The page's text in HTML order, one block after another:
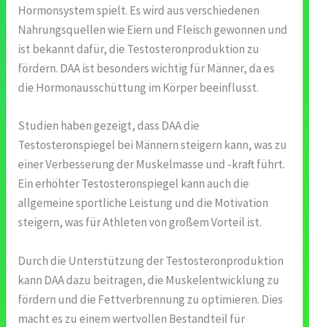
Hormonsystem spielt. Es wird aus verschiedenen
Nahrungsquellen wie Eiern und Fleisch gewonnen und
ist bekannt dafür, die Testosteronproduktion zu
fördern. DAA ist besonders wichtig für Männer, da es
die Hormonausschüttung im Körper beeinflusst.
Studien haben gezeigt, dass DAA die
Testosteronspiegel bei Männern steigern kann, was zu
einer Verbesserung der Muskelmasse und -kraft führt.
Ein erhöhter Testosteronspiegel kann auch die
allgemeine sportliche Leistung und die Motivation
steigern, was für Athleten von großem Vorteil ist.
Durch die Unterstützung der Testosteronproduktion
kann DAA dazu beitragen, die Muskelentwicklung zu
fördern und die Fettverbrennung zu optimieren. Dies
macht es zu einem wertvollen Bestandteil für